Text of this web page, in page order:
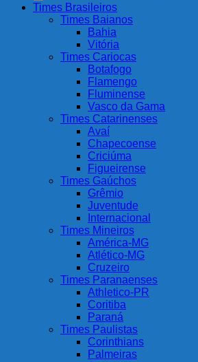
Times Brasileiros
Times Baianos
Bahia
Vitória
Times Cariocas
Botafogo
Flamengo
Fluminense
Vasco da Gama
Times Catarinenses
Avaí
Chapecoense
Criciúma
Figueirense
Times Gaúchos
Grêmio
Juventude
Internacional
Times Mineiros
América-MG
Atlético-MG
Cruzeiro
Times Paranaenses
Athletico-PR
Coritiba
Paraná
Times Paulistas
Corinthians
Palmeiras